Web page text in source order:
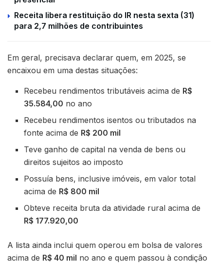
Receita libera restituição do IR nesta sexta (31)
para 2,7 milhões de contribuintes
Em geral, precisava declarar quem, em 2025, se
encaixou em uma destas situações:
Recebeu rendimentos tributáveis acima de R$
35.584,00 no ano
Recebeu rendimentos isentos ou tributados na
fonte acima de R$ 200 mil
Teve ganho de capital na venda de bens ou
direitos sujeitos ao imposto
Possuía bens, inclusive imóveis, em valor total
acima de R$ 800 mil
Obteve receita bruta da atividade rural acima de
R$ 177.920,00
A lista ainda inclui quem operou em bolsa de valores
acima de R$ 40 mil no ano e quem passou à condição